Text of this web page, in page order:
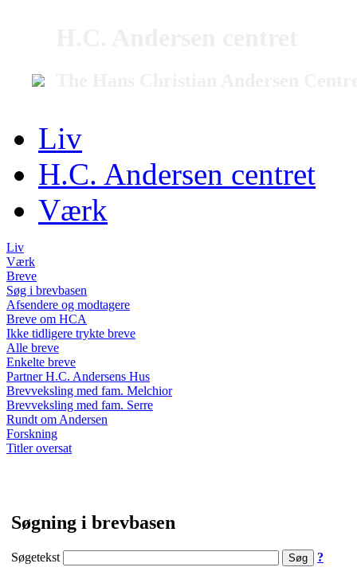
Liv
H.C. Andersen centret
Værk
Liv
Værk
Breve
Søg i brevbasen
Afsendere og modtagere
Breve om HCA
Ikke tidligere trykte breve
Alle breve
Enkelte breve
Partner H.C. Andersens Hus
Brevveksling med fam. Melchior
Brevveksling med fam. Serre
Rundt om Andersen
Forskning
Titler oversat
Søgning i brevbasen
Søgetekst ?